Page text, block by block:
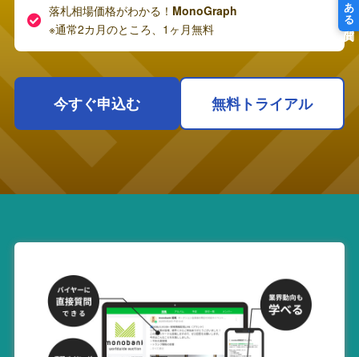
落札相場価格がわかる！ MonoGraph
※通常2カ月のところ、1ヶ月無料
今すぐ申込む 無料トライアル